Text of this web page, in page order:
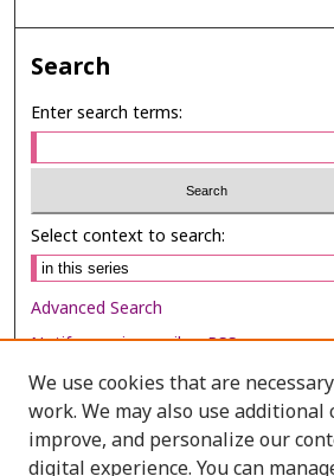
Search
Enter search terms:
Select context to search:
Advanced Search
Notify me via email orRSS
Browse
Collections
We use cookies that are
work. We may also use additional
improve, and personalize our
digital experience. You can